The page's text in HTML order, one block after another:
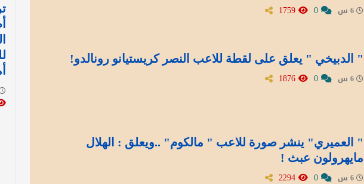
" الدبيخي " يعلق على لقطة للاعب النصر كريستيانو رونالدو!
" العميري" ينشر صورة للاعب " مالكوم" ..ويعلق : الهلال
مايهرولون عبث !